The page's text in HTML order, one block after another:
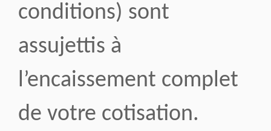
conditions) sont
assujettis à
l’encaissement complet
de votre cotisation.